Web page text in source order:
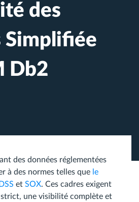
des
Simplifiée
Db2
des données réglementées
à des normes telles que le
et SOX. Ces cadres exigent
strict, une visibilité complète et